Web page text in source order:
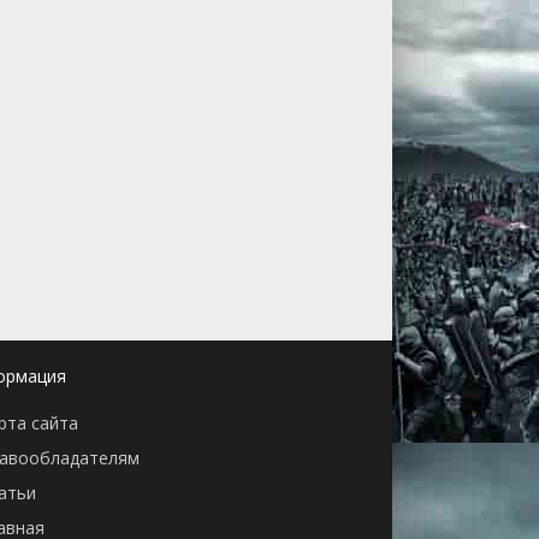
сайта